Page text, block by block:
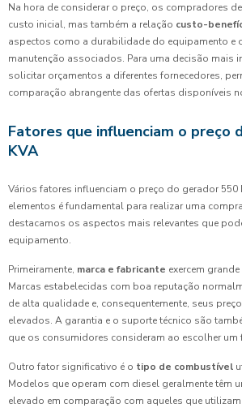
Na hora de considerar o preço, os compradores
custo inicial, mas também a relação custo-
aspectos como a durabilidade do equipamento e
manutenção associados. Para uma decisão mais
solicitar orçamentos a diferentes fornecedores,
comparação abrangente das ofertas disponíveis
Fatores que influenciam o preço
KVA
Vários fatores influenciam o preço do gerador 550
elementos é fundamental para realizar uma
destacamos os aspectos mais relevantes que
equipamento.
Primeiramente, marca e fabricante exercem
Marcas estabelecidas com boa reputação
de alta qualidade e, consequentemente, seus
elevados. A garantia e o suporte técnico são
que os consumidores consideram ao escolher um
Outro fator significativo é o tipo de combustível
Modelos que operam com diesel geralmente têm
elevado em comparação com aqueles que